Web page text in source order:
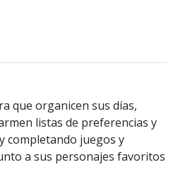
que organicen sus días,
listas de preferencias y
completando juegos y
a sus personajes favoritos